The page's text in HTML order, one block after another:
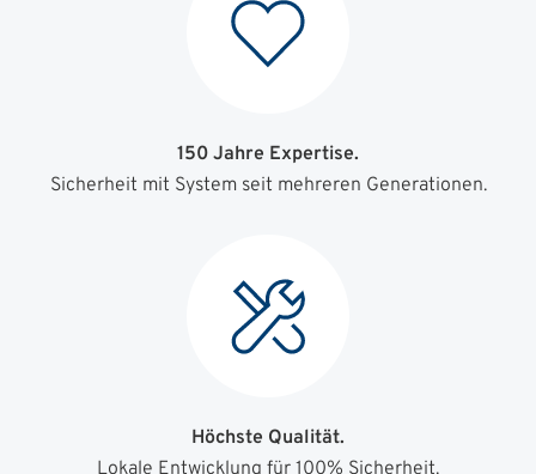
150 Jahre Expertise.
Sicherheit mit System seit mehreren Generationen.
Höchste Qualität.